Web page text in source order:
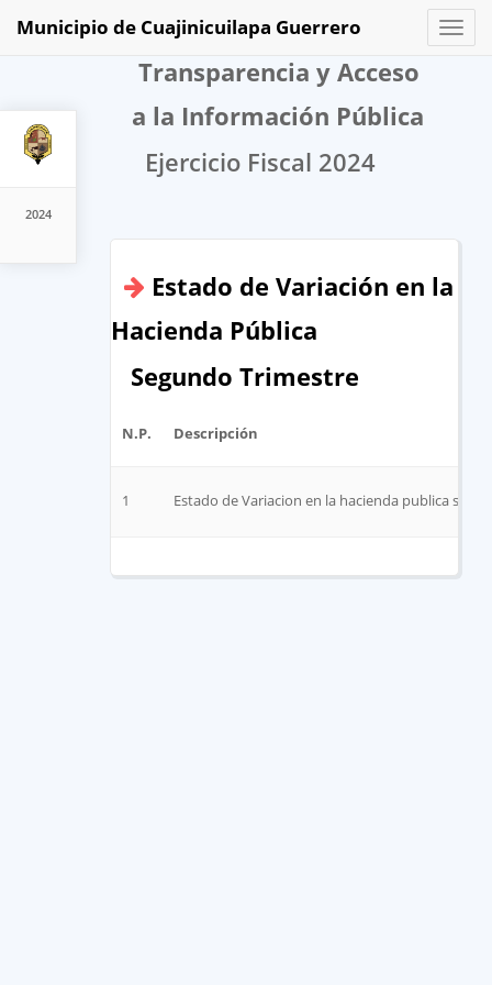
2024
Toggle
Municipio de Cuajinicuilapa Guerrero
Transparencia y Acceso
a la Información Pública
Ejercicio Fiscal 2024
Estado de Variación en la
Hacienda Pública
Segundo Trimestre
N.P. Descripción
1 Estado de Variacion en la hacienda publica